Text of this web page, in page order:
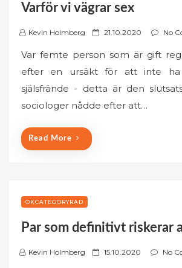
Varför vi vägrar sex
Kevin Holmberg
P
s
e
d
21.10.2020 No
Var femte person som är gift
efter en ursäkt för att inte
själsfrände - detta är den
sociologer nådde efter att…
Read More
OKCATEGORYRAD
Par som definitivt riskerar
Kevin Holmberg
P 15.10.2020 No